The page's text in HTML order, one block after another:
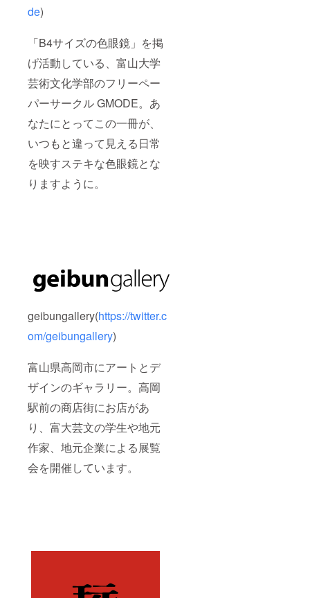
de)
「B4サイズの色眼鏡」を掲
げ活動している、富山大学
芸術文化学部のフリーペー
パーサークル GMODE。あ
なたにとってこの一冊が、
いつもと違って見える日常
を映すステキな色眼鏡とな
りますように。
geibungallery(https://twitter.c
om/geibungallery)
富山県高岡市にアートとデ
ザインのギャラリー。高岡
駅前の商店街にお店があ
り、富大芸文の学生や地元
作家、地元企業による展覧
会を開催しています。